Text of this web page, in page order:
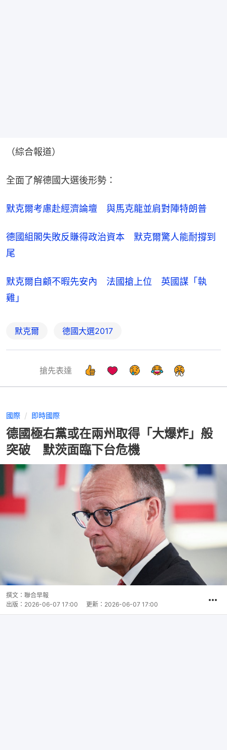
（綜合報道）
全面了解德國大選後形勢：
默克爾考慮赴經濟論壇　與馬克龍並肩對陣特朗普
德國組閣失敗反賺得政治資本　默克爾驚人能耐撐到
尾
默克爾自顧不暇先安內　法國搶上位　英國謀「執
雞」
默克爾 德國大選2017
搶先表達
國際 即時國際
德國極右黨或在兩州取得「大爆炸」般
突破 默茨面臨下台危機
撰文： 聯合早報
出版： 2026-06-07 17:00 更新： 2026-06-07 17:00